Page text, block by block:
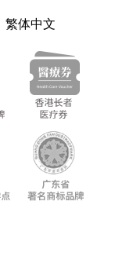
繁体中文